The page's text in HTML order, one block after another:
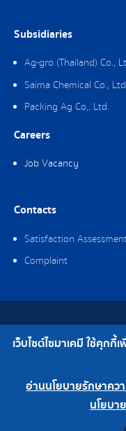
Subsidiaries
Ag-gro (Thailand) Co.,
Saima Chemical Co.,
Packing Ag Co,. Ltd.
Careers
Job Vacancy
Contacts
Satisfaction
Complaint
Copyright © 2019
Telephone :
เว็บไซต์ไซมาเคมี ใช้คุก
อ่านนโยบายรักษาคว
นโยบา